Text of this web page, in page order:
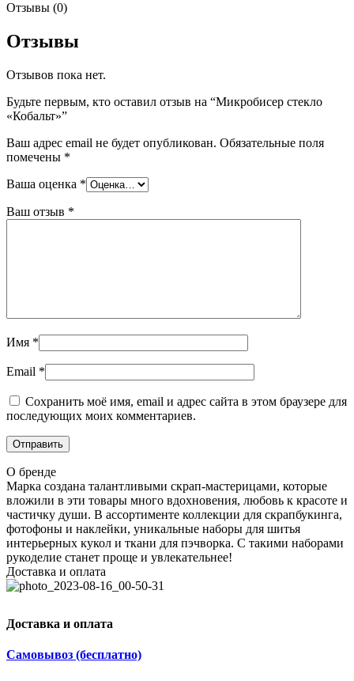
Отзывы (0)
Отзывы
Отзывов пока нет.
Будьте первым, кто оставил отзыв на “Микробисер стекло
«Кобальт»”
Ваш адрес email не будет опубликован. Обязательные поля
помечены *
Ваша оценка *
Ваш отзыв *
Имя *
Email *
Сохранить моё имя, email и адрес сайта в этом браузере для
последующих моих комментариев.
О бренде
Марка создана талантливыми скрап-мастерицами, которые
вложили в эти товары много вдохновения, любовь к красоте и
частичку души. В ассортименте коллекции для скрапбукинга,
фотофоны и наклейки, уникальные наборы для шитья
интерьерных кукол и ткани для пэчворка. С такими наборами
рукоделие станет проще и увлекательнее!
Доставка и оплата
Доставка и оплата
Самовывоз (бесплатно)